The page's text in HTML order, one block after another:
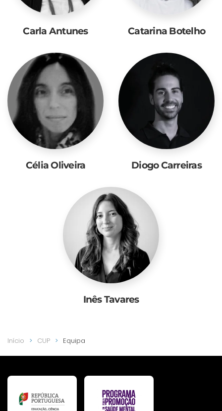
Carla Antunes Catarina Botelho
Célia Oliveira Diogo Carreiras
Inês Tavares
Início CUP Equipa